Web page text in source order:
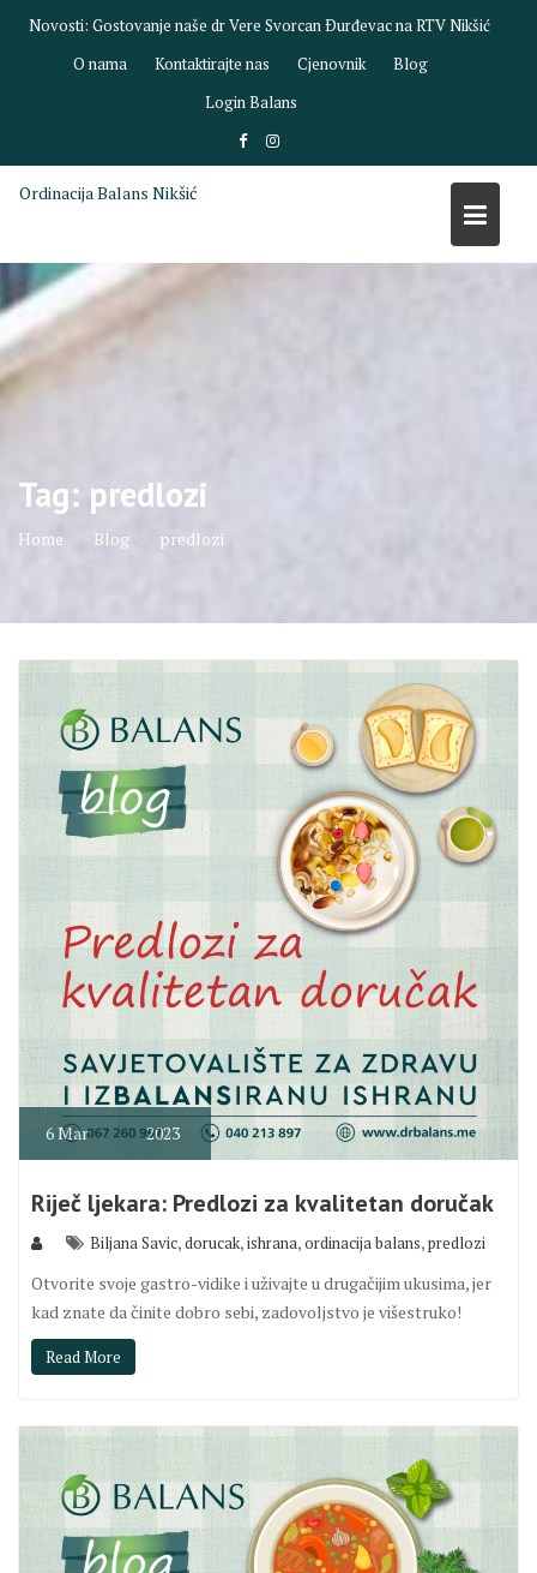
Novosti: Gostovanje naše dr Vere Svorcan Ðurđevac na RTV Nikšić
O nama
Kontaktirajte nas Cjenovnik
Blog
Login Balans
Ordinacija Balans Nikšić
Tag: predlozi
Home Blog predlozi
6Mar 2023
Riječ ljekara: Predlozi za kvalitetan doručak
Biljana Savic,dorucak,ishrana,ordinacija balans,predlozi
Otvorite svoje gastro-vidike i uživajte u drugačijim ukusima, jer
kad znate da činite dobro sebi, zadovoljstvo je višestruko!
Read More